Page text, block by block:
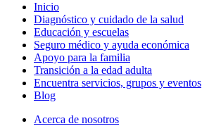
Inicio
Diagnóstico y cuidado de la salud
Educación y escuelas
Seguro médico y ayuda económica
Apoyo para la familia
Transición a la edad adulta
Encuentra servicios, grupos y eventos
Blog
Acerca de nosotros